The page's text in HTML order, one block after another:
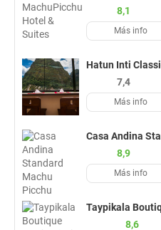
8,1
Más info
Hatun Inti
7,4
Más info
Casa Andina
8,9
Más info
Taypikala
8,6